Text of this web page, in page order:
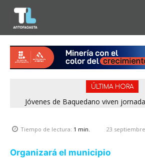
ÚLTIMA HORA
Jóvenes de Baquedano viven
Tiempo de lectura: 1 min. 23
Organizará el municipio